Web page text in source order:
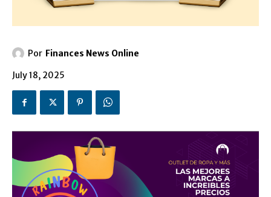
Por Finances News Online
July 18, 2025